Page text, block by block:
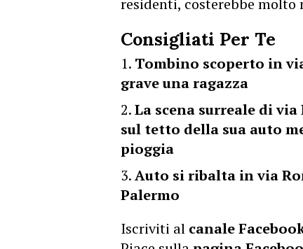
residenti, costerebbe molto
Consigliati Per Te
Tombino scoperto in
grave una ragazza
La scena surreale di
sul tetto della sua auto
pioggia
Auto si ribalta in via
Palermo
Iscriviti al canale